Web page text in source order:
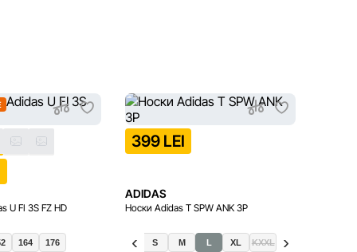
U FI 3S FZ HD
164 176
399 LEI
ADIDAS
Носки Adidas T SPW ANK 3P
XS S M L XL KXXL